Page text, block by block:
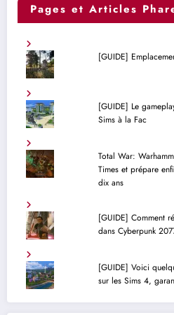
Pages et Articles
[GUIDE]
[GUIDE] Le
Sims à la Fac
Total War:
Times et prépare
dix ans
[GUIDE] Comment
dans Cyberpunk
[GUIDE] Voici
sur les Sims 4,